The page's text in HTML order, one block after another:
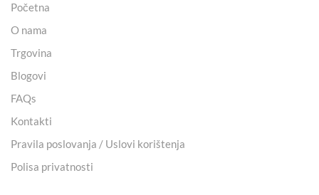
Početna
O nama
Trgovina
Blogovi
FAQs
Kontakti
Pravila poslovanja / Uslovi korištenja
Polisa privatnosti